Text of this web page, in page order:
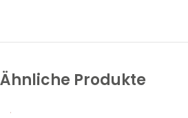
Ähnliche Produkte